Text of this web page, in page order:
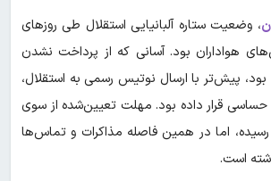
، وضعیت ستاره آلبانیایی استقلال طی روزهای
هواداران بود. آسانی که از پرداخت نشدن
پیش‌تر با ارسال نوتیس رسمی به استقلال،
حساسی قرار داده بود. مهلت تعیین‌شده از سوی
رسیده، اما در همین فاصله مذاکرات و تماس‌ها
است.